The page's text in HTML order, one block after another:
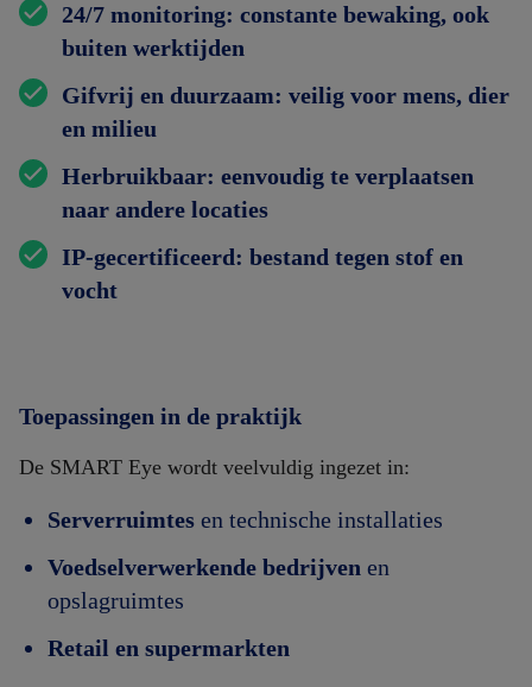
24/7 monitoring: constante bewaking, ook
buiten werktijden
Gifvrij en duurzaam: veilig voor mens, dier
en milieu
Herbruikbaar: eenvoudig te verplaatsen
naar andere locaties
IP-gecertificeerd: bestand tegen stof en
vocht
Toepassingen in de praktijk
De SMART Eye wordt veelvuldig ingezet in:
Serverruimtes en technische installaties
Voedselverwerkende bedrijven en
opslagruimtes
Retail en supermarkten